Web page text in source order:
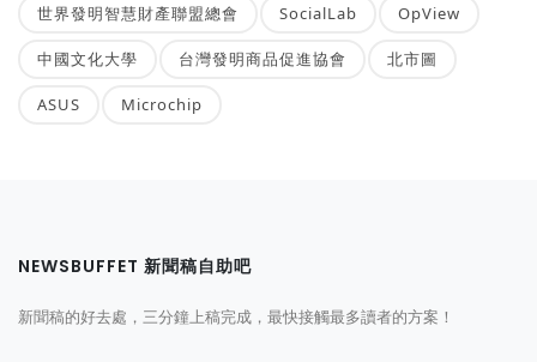
世界發明智慧財產聯盟總會 SocialLab OpView
中國文化大學 台灣發明商品促進協會 北市圖
ASUS Microchip
NEWSBUFFET 新聞稿自助吧
新聞稿的好去處，三分鐘上稿完成，最快接觸最多讀者的方案！